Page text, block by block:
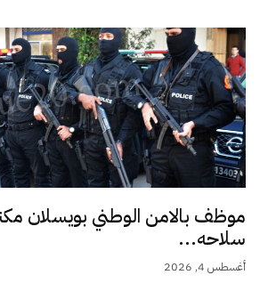
موظف بالامن الوطني بويسلان
سلاحه...
أغسطس 4, 2026